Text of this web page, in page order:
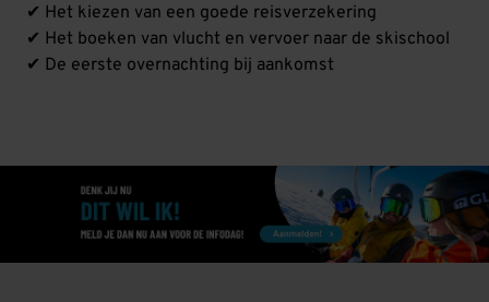
✔ Het kiezen van een goede reisverzekering
✔ Het boeken van vlucht en vervoer naar de skischool
✔ De eerste overnachting bij aankomst